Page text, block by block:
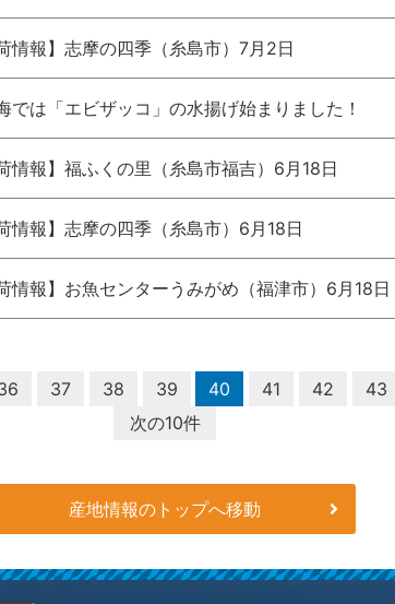
荷情報】志摩の四季（糸島市）7月2日
では「エビザッコ」の水揚げ始まりました！
荷情報】福ふくの里（糸島市福吉）6月18日
荷情報】志摩の四季（糸島市）6月18日
荷情報】お魚センターうみがめ（福津市）6月18日
37 38 39 40 41 42 43
次の10件
産地情報のトップへ移動